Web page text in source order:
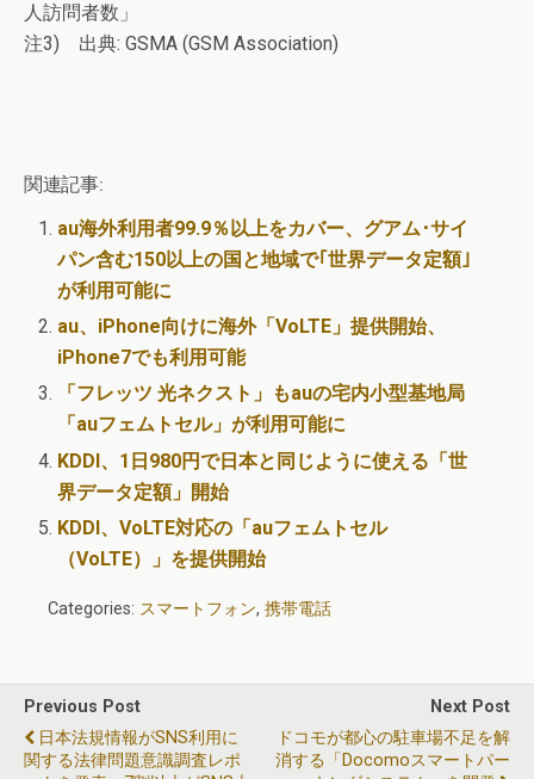
人訪問者数」
注3) 出典: GSMA (GSM Association)
関連記事:
au海外利用者99.9％以上をカバー、グアム･サイ
パン含む150以上の国と地域で｢世界データ定額｣
が利用可能に
au、iPhone向けに海外「VoLTE」提供開始、
iPhone7でも利用可能
「フレッツ 光ネクスト」もauの宅内小型基地局
「auフェムトセル」が利用可能に
KDDI、1日980円で日本と同じように使える「世
界データ定額」開始
KDDI、VoLTE対応の「auフェムトセル
（VoLTE）」を提供開始
Categories: スマートフォン, 携帯電話
Previous Post
日本法規情報がSNS利用に
関する法律問題意識調査レポ
Next Post
ドコモが都心の駐車場不足を解
消する「docomoスマートパー